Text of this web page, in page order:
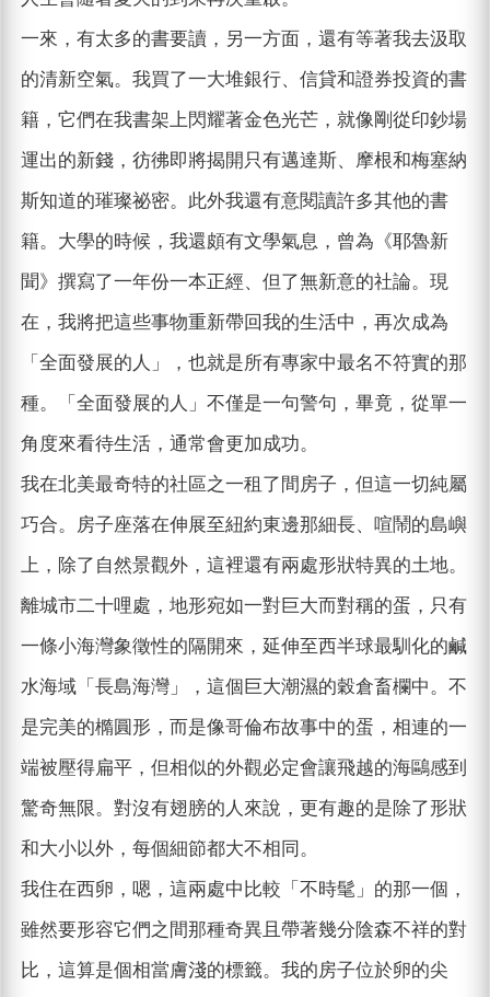
一來，有太多的書要讀，另一方面，還有等著我去汲取
的清新空氣。我買了一大堆銀行、信貸和證券投資的書
籍，它們在我書架上閃耀著金色光芒，就像剛從印鈔場
運出的新錢，彷彿即將揭開只有邁達斯、摩根和梅塞納
斯知道的璀璨祕密。此外我還有意閱讀許多其他的書
籍。大學的時候，我還頗有文學氣息，曾為《耶魯新
聞》撰寫了一年份一本正經、但了無新意的社論。現
在，我將把這些事物重新帶回我的生活中，再次成為
「全面發展的人」，也就是所有專家中最名不符實的那
種。「全面發展的人」不僅是一句警句，畢竟，從單一
角度來看待生活，通常會更加成功。
我在北美最奇特的社區之一租了間房子，但這一切純屬
巧合。房子座落在伸展至紐約東邊那細長、喧鬧的島嶼
上，除了自然景觀外，這裡還有兩處形狀特異的土地。
離城市二十哩處，地形宛如一對巨大而對稱的蛋，只有
一條小海灣象徵性的隔開來，延伸至西半球最馴化的鹹
水海域「長島海灣」，這個巨大潮濕的穀倉畜欄中。不
是完美的橢圓形，而是像哥倫布故事中的蛋，相連的一
端被壓得扁平，但相似的外觀必定會讓飛越的海鷗感到
驚奇無限。對沒有翅膀的人來說，更有趣的是除了形狀
和大小以外，每個細節都大不相同。
我住在西卵，嗯，這兩處中比較「不時髦」的那一個，
雖然要形容它們之間那種奇異且帶著幾分陰森不祥的對
比，這算是個相當膚淺的標籤。我的房子位於卵的尖